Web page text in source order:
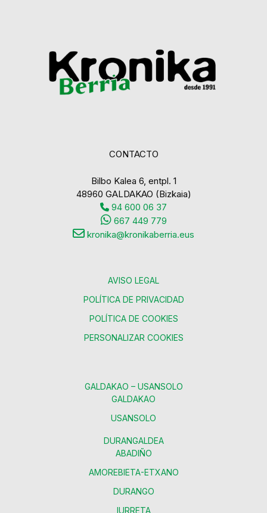
CONTACTO
Bilbo Kalea 6, entpl. 1
48960 GALDAKAO (Bizkaia)
94 600 06 37
667 449 779
kronika@kronikaberria.eus
AVISO LEGAL
POLÍTICA DE PRIVACIDAD
POLÍTICA DE COOKIES
PERSONALIZAR COOKIES
GALDAKAO – USANSOLO
GALDAKAO
USANSOLO
DURANGALDEA
ABADIÑO
AMOREBIETA-ETXANO
DURANGO
IURRETA